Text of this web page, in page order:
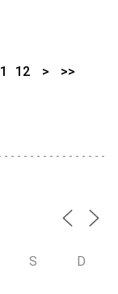
12 > >>
S D